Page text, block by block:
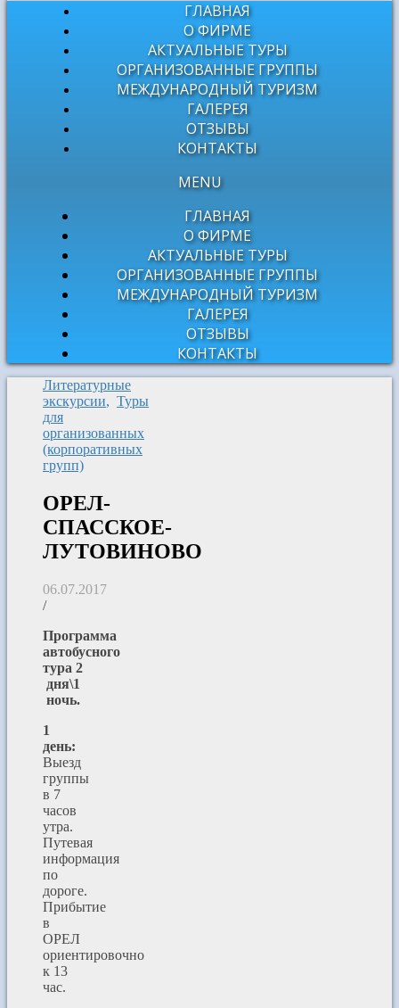
ГЛАВНАЯ
О ФИРМЕ
АКТУАЛЬНЫЕ ТУРЫ
ОРГАНИЗОВАННЫЕ ГРУППЫ
МЕЖДУНАРОДНЫЙ ТУРИЗМ
ГАЛЕРЕЯ
ОТЗЫВЫ
КОНТАКТЫ
MENU
ГЛАВНАЯ
О ФИРМЕ
АКТУАЛЬНЫЕ ТУРЫ
ОРГАНИЗОВАННЫЕ ГРУППЫ
МЕЖДУНАРОДНЫЙ ТУРИЗМ
ГАЛЕРЕЯ
ОТЗЫВЫ
КОНТАКТЫ
Литературные
экскурсии, Туры
для
организованных
(корпоративных
групп)
ОРЕЛ-
СПАССКОЕ-
ЛУТОВИНОВО
06.07.2017
/
Программа
автобусного
тура 2
дня\1
ночь.
1
день:
Выезд
группы
в 7
часов
утра.
Путевая
информация
по
дороге.
Прибытие
в
ОРЕЛ
ориентировочно
к 13
час.